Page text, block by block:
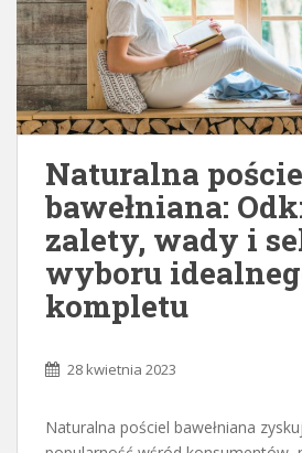
Naturalna
bawełniana:
zalety, wady i
wyboru
kompletu
28 kwietnia 2023
Naturalna pościel bawełniana